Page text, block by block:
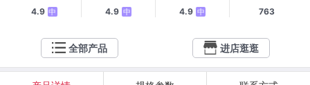
4.9 中
4.9 中
4.9 中
763
全部产品 进店逛逛